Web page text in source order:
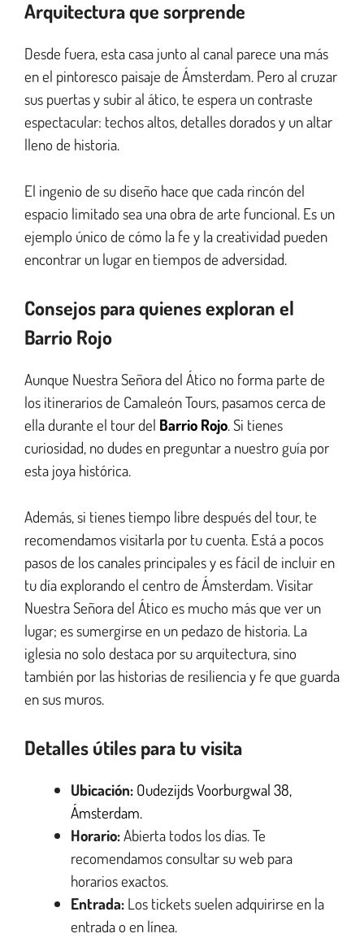
Arquitectura que sorprende
Desde fuera, esta casa junto al canal parece una más
en el pintoresco paisaje de Ámsterdam. Pero al cruzar
sus puertas y subir al ático, te espera un contraste
espectacular: techos altos, detalles dorados y un altar
lleno de historia.
El ingenio de su diseño hace que cada rincón del
espacio limitado sea una obra de arte funcional. Es un
ejemplo único de cómo la fe y la creatividad pueden
encontrar un lugar en tiempos de adversidad.
Consejos para quienes exploran el
Barrio Rojo
Aunque Nuestra Señora del Ático no forma parte de
los itinerarios de Camaleón Tours, pasamos cerca de
ella durante el tour del Barrio Rojo. Si tienes
curiosidad, no dudes en preguntar a nuestro guía por
esta joya histórica.
Además, si tienes tiempo libre después del tour, te
recomendamos visitarla por tu cuenta. Está a pocos
pasos de los canales principales y es fácil de incluir en
tu día explorando el centro de Ámsterdam. Visitar
Nuestra Señora del Ático es mucho más que ver un
lugar; es sumergirse en un pedazo de historia. La
iglesia no solo destaca por su arquitectura, sino
también por las historias de resiliencia y fe que guarda
en sus muros.
Detalles útiles para tu visita
Ubicación: Oudezijds Voorburgwal 38,
Ámsterdam.
Horario:Abierta todos los días. Te
recomendamos consultar su web para
horarios exactos.
Entrada: Los tickets suelen adquirirse en la
entrada o en línea.